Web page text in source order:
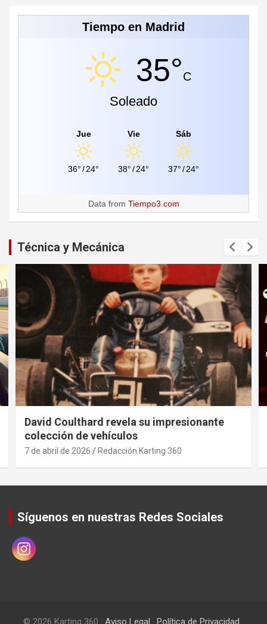
Tiempo en Madrid
35°C
Soleado
Jue
36°/24°
Vie
38°/24°
Sáb
37°/24°
Data from Tiempo3.com
Técnica y Mecánica
David Coulthard revela su impresionante
colección de vehículos
7 de abril de 2026 Redacción Karting 360
Síguenos en nuestras Redes Sociales
© 2026 Karting 360 · Aviso Legal · Política de Privacidad